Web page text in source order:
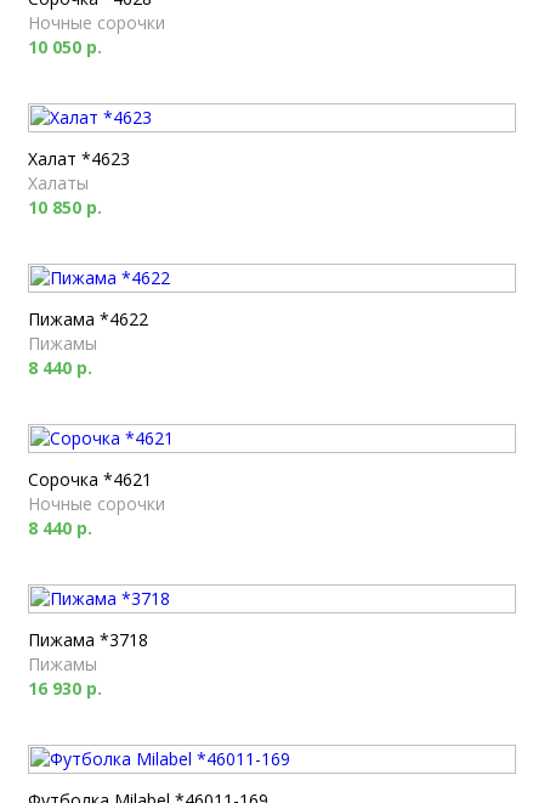
Ночные сорочки
10 050 р.
Халат *4623
Халаты
10 850 р.
Пижама *4622
Пижамы
8 440 р.
Сорочка *4621
Ночные сорочки
8 440 р.
Пижама *3718
Пижамы
16 930 р.